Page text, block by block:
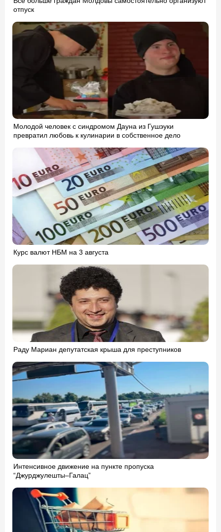
отпуск
Молодой человек с синдромом Дауна из Гушэуки
превратил любовь к кулинарии в собственное дело
Курс валют НБМ на 3 августа
Раду Мариан депутатская крыша для преступников
Интенсивное движение на пункте пропуска
“Джурджулешты–Галац”